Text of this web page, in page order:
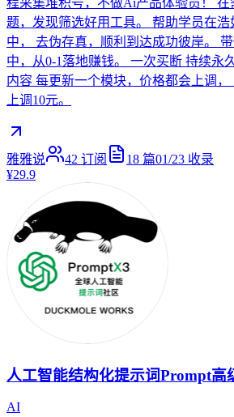
程采集堆积号，不做Ai产品体验员！ 在
题，发现筛选好用工具。 帮助学员在
中， 去伪存真，顺利到达成功彼岸。
中，从0-1落地赚钱。 一次买断 持续永
内容 每更新一个模块，价格都会上调，
上调10元。
雅雅说 42 订阅 18 篇01/23 收录
¥29.9
人工智能结构化提示词Prompt高
AI